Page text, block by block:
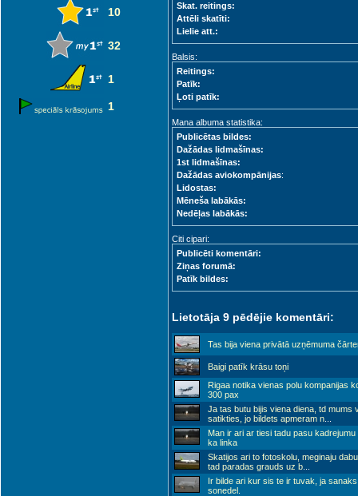
10
32
1
1
Skat. reitings:
Attēli skatīti:
Lielie att.:
Balsis:
Reitings:
Patīk:
Ļoti patīk:
Mana albuma statistika:
Publicētas bildes:
Dažādas lidmašīnas:
1st lidmašīnas:
Dažādas aviokompānijas:
Lidostas:
Mēneša labākās:
Nedēļas labākās:
Citi cipari:
Publicēti komentāri:
Ziņas forumā:
Patīk bildes:
Lietotāja 9 pēdējie komentāri:
Tas bija viena privātā uzņēmuma
Baigi patīk krāsu toņi
Rigaa notika vienas polu kompanijas
300 pax
Ja tas butu bijis viena diena, td mums
satikties, jo bildets apmeram n
Man ir ari ar tiesi tadu pasu kadrejumu
ka linka
Skatijos ari to fotoskolu, meginaju
tad paradas grauds uz b
Ir bilde ari kur sis te ir tuvak, ja
sonedel.